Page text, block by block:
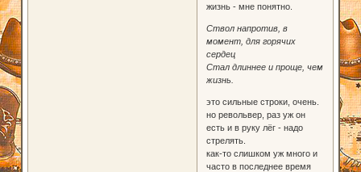
жизнь - мне понятно.
Ствол напротив, в
момент, для горячих
сердец
Стал длиннее и проще, чем
жизнь.
это сильные строки, очень.
но револьвер, раз уж он
есть и в руку лёг - надо
стрелять.
как-то слишком уж много и
часто в последнее время